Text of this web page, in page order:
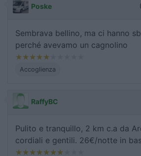
Poske
Sembrava bellino, ma ci hanno
perché avevamo un cagnolino
Accoglienza
RaffyBC
Pulito e tranquillo, 2 km c.a da
cordiali e gentili. 26€/notte in